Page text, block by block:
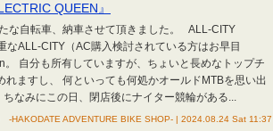
QUEEN』
な自転車、納車させて頂きました。 ALL-CITY
ALL-CITY（AC購入検討されている方はお早目
自分も所有していますが、ちょいと長めなトップチ
ますし、 何といっても何処かオールドMTBを思い出
なみにこの日、閉店後にナイター競輪がある...
-HAKODATE ADVENTURE BIKE SHOP- | 2024.08.24 Sat 11:37